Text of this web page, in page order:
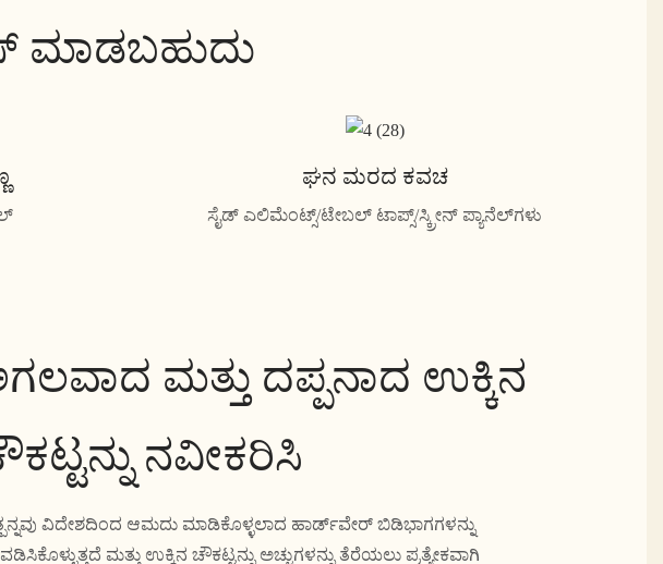
ಮಾಡಬಹುದು
ಘನ ಮರದ ಕವಚ
ಸೈಡ್ ಎಲಿಮೆಂಟ್ಸ್/ಟೇಬಲ್ ಟಾಪ್ಸ್/ಸ್ಕ್ರೀನ್ ಪ್ಯಾನೆಲ್‌ಗಳು
ಮತ್ತು ದಪ್ಪನಾದ ಉಕ್ಕಿನ
ನವೀಕರಿಸಿ
ವಿದೇಶದಿಂದ ಆಮದು ಮಾಡಿಕೊಳ್ಳಲಾದ ಹಾರ್ಡ್‌ವೇರ್ ಬಿಡಿಭಾಗಗಳನ್ನು
ಮತ್ತು ಉಕ್ಕಿನ ಚೌಕಟ್ಟನ್ನು ಅಚ್ಚುಗಳನ್ನು ತೆರೆಯಲು ಪ್ರತ್ಯೇಕವಾಗಿ